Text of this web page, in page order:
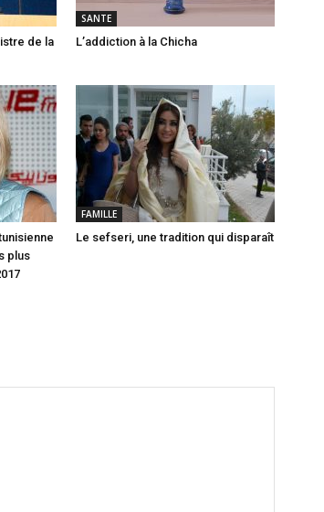
de la
SANTE
L’addiction à la Chicha
plus
FAMILLE
Le sefseri, une tradition qui disparaît